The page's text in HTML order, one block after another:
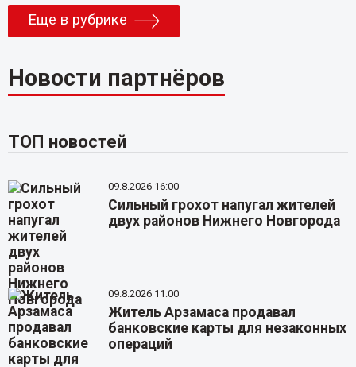
Еще в рубрике
Новости партнёров
ТОП новостей
09.8.2026 16:00
Сильный грохот напугал жителей
двух районов Нижнего Новгорода
09.8.2026 11:00
Житель Арзамаса продавал
банковские карты для незаконных
операций